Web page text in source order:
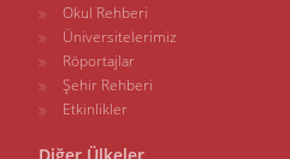
Okul Rehberi
Üniversitelerimiz
Röportajlar
Şehir Rehberi
Etkinlikler